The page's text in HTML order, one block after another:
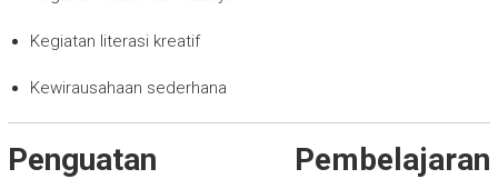
Kegiatan literasi kreatif
Kewirausahaan sederhana
Penguatan Pembelajaran